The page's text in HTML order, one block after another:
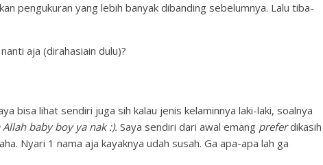
pengukuran yang lebih banyak dibanding sebelumnya. Lalu tiba-
aja (dirahasiain dulu)?
bisa lihat sendiri juga sih kalau jenis kelaminnya laki-laki, soalnya
Allah baby boy ya nak :). Saya sendiri dari awal emang preferdikasih
Nyari 1 nama aja kayaknya udah susah. Ga apa-apa lah ga